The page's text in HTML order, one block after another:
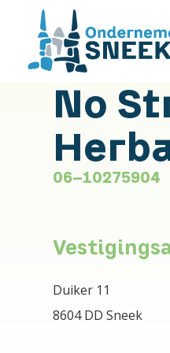
No
06-10275904
Duiker 11
8604 DD Sneek